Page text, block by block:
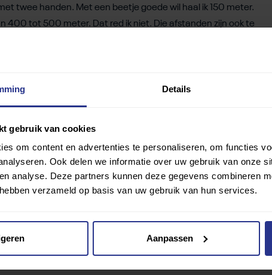
Details
gebruik van cookies
om content en advertenties te personaliseren, om functies
Ook delen we informatie over uw gebruik van onze
analyse. Deze partners kunnen deze gegevens combineren
verzameld op basis van uw gebruik van hun services.
Aanpassen
twee handen. Met een beetje goede wil haal ik 150 meter.
400 tot 500 meter. Dat red ik niet. Die afstanden zijn ook te
buggy. Maar dat vind ik niet gezellig. Ik vind het juist leuk om
par 3 baan kan dat goed. Die afstanden kan ik hebben. Zo
“Semslanden is heel toegankelijk voor mensen met
van een krukje is gevallen, met een dwarslaesie als gevolg.
voor mensen met een beperking. We hebben hier drie
vrijwilligers die de paragolfers ondersteunen door als caddie
kreeg ik een golfset in bruikleen om te kijken of ik golf wel
geworden om zelf te gaan golfen? Neem dan eens een
in de buurt.